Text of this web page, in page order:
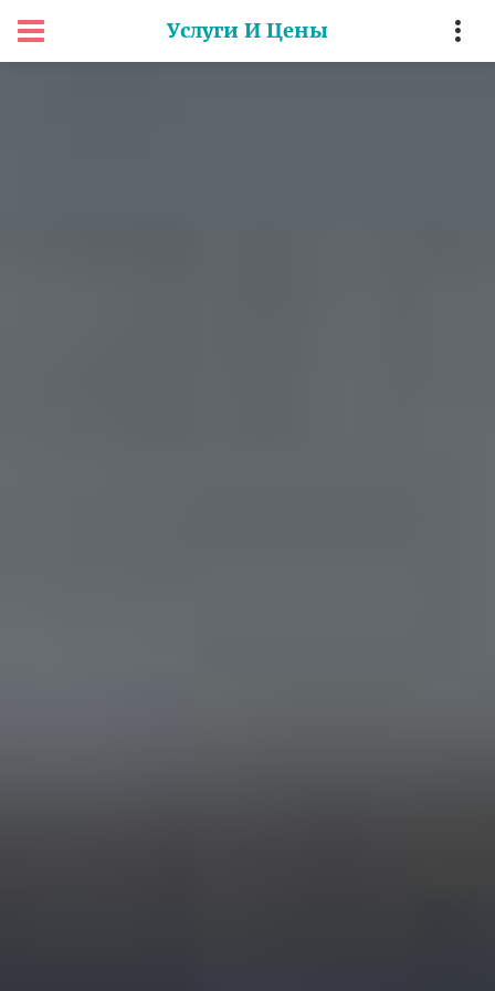
Услуги И Цены